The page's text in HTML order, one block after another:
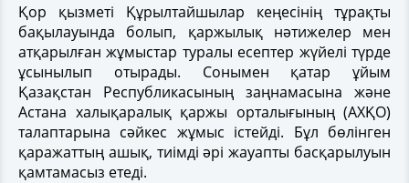
Қор қызметі Құрылтайшылар кеңесінің тұрақты
бақылауында болып, қаржылық нәтижелер мен
атқарылған жұмыстар туралы есептер жүйелі түрде
ұсынылып отырады. Сонымен қатар ұйым
Қазақстан Республикасының заңнамасына және
Астана халықаралық қаржы орталығының (АХҚО)
талаптарына сәйкес жұмыс істейді. Бұл бөлінген
қаражаттың ашық, тиімді әрі жауапты басқарылуын
қамтамасыз етеді.